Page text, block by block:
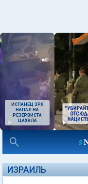
ИСПАНЕЦ ЗРЯ
НАПАЛ НА
РЕЗЕРВИСТА
ЦАХАЛА
ИЗРАИЛЬ